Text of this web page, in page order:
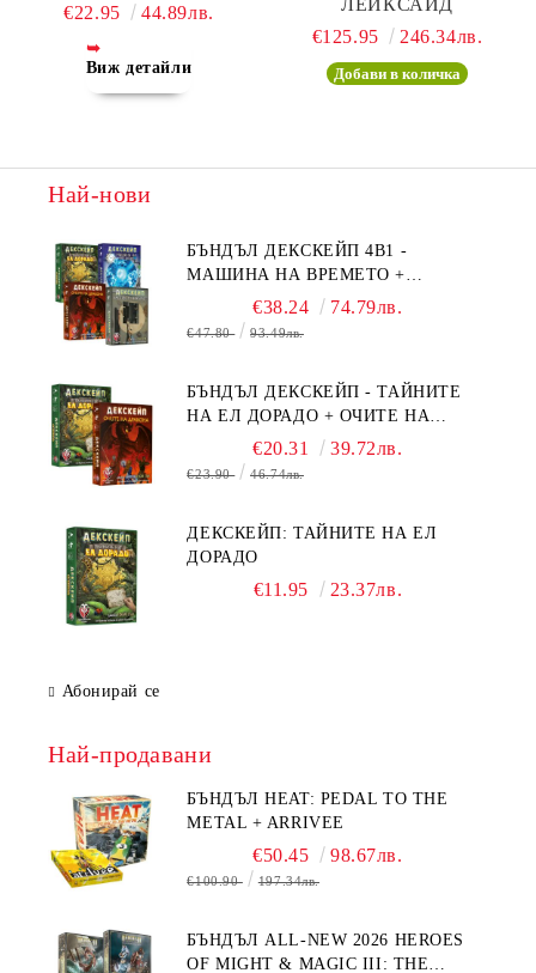
€22.95
44.89лв.
Виж детайли
ЛЕЙКСАЙД
€125.95
246.34лв.
Най-нови
БЪНДЪЛ ДЕКСКЕЙП 4В1 -
МАШИНА НА ВРЕМЕТО +
БЯГСТВО ОТ АЛКАТРАЗ +
ТАЙНИТЕ НА ЕЛ ДОРАДО +
€38.24 74.79лв.
€47.80 93.49лв.
БЪНДЪЛ ДЕКСКЕЙП - ТАЙНИТЕ
НА ЕЛ ДОРАДО + ОЧИТЕ НА
ДРАКОНА€20.31 39.72лв.
€23.90 46.74лв.
ДЕКСКЕЙП: ТАЙНИТЕ НА ЕЛ
ДОРАДО
€11.95 23.37лв.
Абонирай се
Най-продавани
БЪНДЪЛ HEAT: PEDAL TO THE
METAL + ARRIVEE
€50.45 98.67лв.
€100.90 197.34лв.
БЪНДЪЛ ALL-NEW 2026 HEROES
OF MIGHT & MAGIC III: THE